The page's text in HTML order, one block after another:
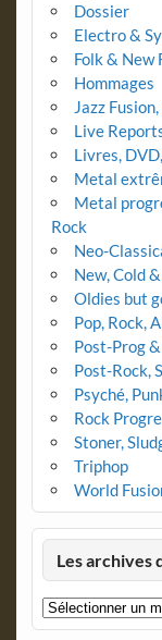
Dossier
Electro &
Folk & New
Hommages
Jazz
Live
Livres,
Metal
Metal
Rock
Neo-
New, Cold
Oldies but
Pop, Rock,
Post-Prog
Post-Rock,
Psyché,
Rock
Stoner,
Triphop
World
Les archives
Les
archives